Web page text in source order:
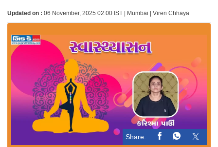
Updated on : 06 November, 2025 02:00 IST | Mumbai | Viren Chhaya
Share: